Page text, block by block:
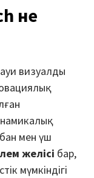
не
визуалды
мен үш
желісі бар,
мүмкіндігі